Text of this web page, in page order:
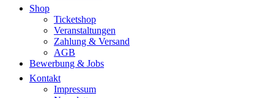
Shop
Ticketshop
Veranstaltungen
Zahlung & Versand
AGB
Bewerbung & Jobs
Kontakt
Impressum